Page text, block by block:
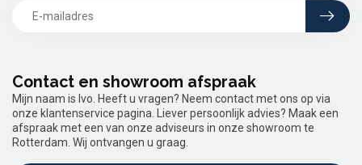
Contact en showroom afspraak
Mijn naam is Ivo. Heeft u vragen? Neem contact met ons op via
onze klantenservice pagina. Liever persoonlijk advies? Maak een
afspraak met een van onze adviseurs in onze showroom te
Rotterdam. Wij ontvangen u graag.